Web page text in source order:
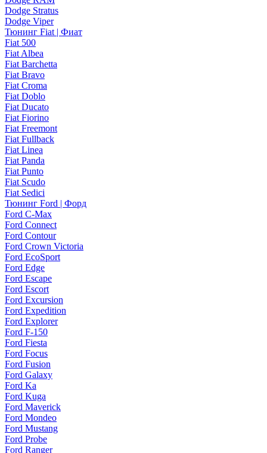
Dodge Stratus
Dodge Viper
Тюнинг Fiat | Фиат
Fiat 500
Fiat Albea
Fiat Barchetta
Fiat Bravo
Fiat Croma
Fiat Doblo
Fiat Ducato
Fiat Fiorino
Fiat Freemont
Fiat Fullback
Fiat Linea
Fiat Panda
Fiat Punto
Fiat Scudo
Fiat Sedici
Тюнинг Ford | Форд
Ford C-Max
Ford Connect
Ford Contour
Ford Crown Victoria
Ford EcoSport
Ford Edge
Ford Escape
Ford Escort
Ford Excursion
Ford Expedition
Ford Explorer
Ford F-150
Ford Fiesta
Ford Focus
Ford Fusion
Ford Galaxy
Ford Ka
Ford Kuga
Ford Maverick
Ford Mondeo
Ford Mustang
Ford Probe
Ford Ranger